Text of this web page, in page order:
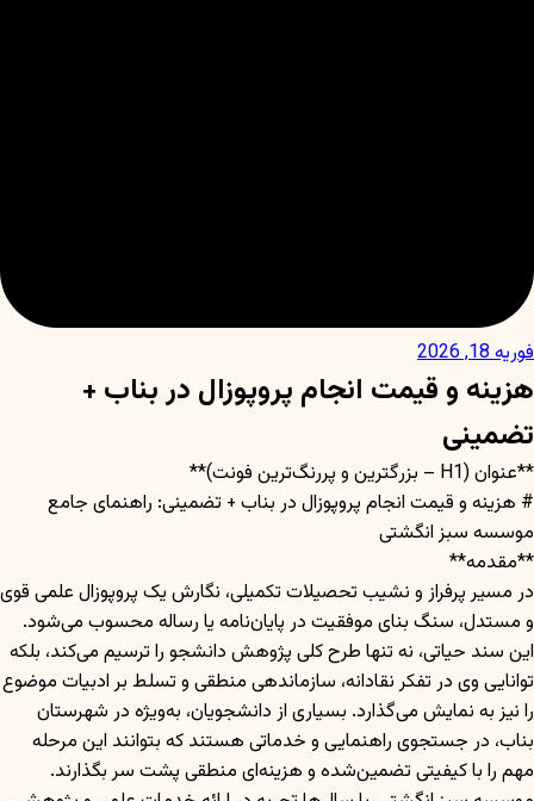
فوریه 18, 2026
هزینه و قیمت انجام پروپوزال در بناب +
تضمینی
**عنوان (H1 – بزرگترین و پررنگ‌ترین فونت)**
# هزینه و قیمت انجام پروپوزال در بناب + تضمینی: راهنمای جامع
موسسه سبز انگشتی
**مقدمه**
در مسیر پرفراز و نشیب تحصیلات تکمیلی، نگارش یک پروپوزال علمی قوی
و مستدل، سنگ بنای موفقیت در پایان‌نامه یا رساله محسوب می‌شود.
این سند حیاتی، نه تنها طرح کلی پژوهش دانشجو را ترسیم می‌کند، بلکه
توانایی وی در تفکر نقادانه، سازماندهی منطقی و تسلط بر ادبیات موضوع
را نیز به نمایش می‌گذارد. بسیاری از دانشجویان، به‌ویژه در شهرستان
بناب، در جستجوی راهنمایی و خدماتی هستند که بتوانند این مرحله
مهم را با کیفیتی تضمین‌شده و هزینه‌ای منطقی پشت سر بگذارند.